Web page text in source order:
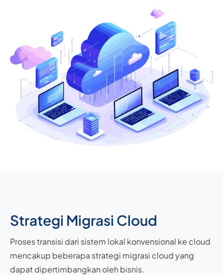
Strategi Migrasi Cloud​
Proses transisi dari sistem lokal konvensional ke cloud
mencakup beberapa strategi migrasi cloud yang
dapat dipertimbangkan oleh bisnis.